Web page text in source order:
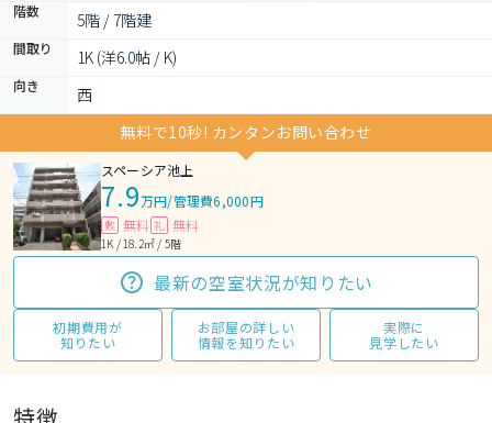
階数 5階 / 7階建
間取り 1K (洋6.0帖 / K)
向き
西
無料で10秒! カンタンお問い合わせ
スペーシア池上
7.9万円/管理費6,000円
敷 無料 礼 無料
1K / 18.2㎡ / 5階
最新の空室状況が知りたい
初期費用が
知りたい
お部屋の詳しい
情報を知りたい
実際に
見学したい